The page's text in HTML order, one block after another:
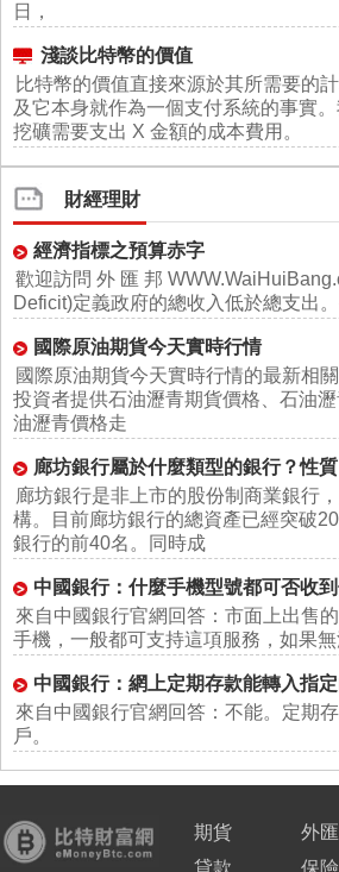
日，
淺談比特幣的價值
比特幣的價值直接來源於其所需要的
及它本身就作為一個支付系統的事實
挖礦需要支出 X 金額的成本費用。
財經理財
經濟指標之預算赤字
歡迎訪問 外 匯 邦
Deficit)定義政府的總收入低於總支出
國際原油期貨今天實時行情
國際原油期貨今天實時行情的最新相
投資者提供石油瀝青期貨價格、石油
油瀝青價格走
廊坊銀行屬於什麼類型的銀行？性
廊坊銀行是非上市的股份制商業銀行
構。目前廊坊銀行的總資產已經突破
銀行的前40名。同時成
中國銀行：什麼手機型號都可否收
來自中國銀行官網回答：市面上出售
手機，一般都可支持這項服務，如果
中國銀行：網上定期存款能轉入指
來自中國銀行官網回答：不能。定期
戶。
期貨 外匯
貸款
保險